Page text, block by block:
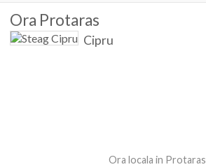
Ora Protaras
Cipru
Ora locala in Protaras